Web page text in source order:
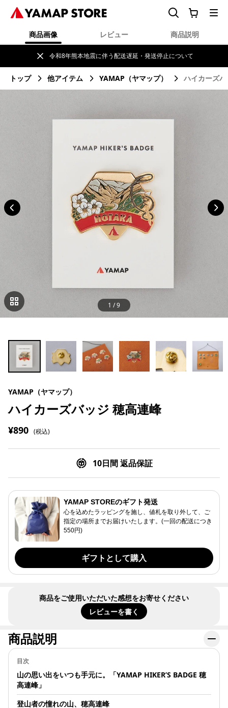
令和8年熊本地震に伴う配送遅延・発送停止について
トップ 他アイテム YAMAP（ヤマップ） ハイカーズ
商品画像 レビュー 商品説明
1 /9
YAMAP（ヤマップ）
ハイカーズバッジ 穂高連峰
¥890 (税込)
10日間 返品保証
YAMAP STOREのギフト発送
心を込めたラッピングを施し、値札を取り外して、ご
指定の場所までお届けいたします。(一回の配送につき
550円)
ギフトとして購入
商品をご使用いただいた感想をお寄せください
レビューを書く
商品説明
目次
山の思い出をいつも手元に。「YAMAP HIKER’S BADGE 穂
高連峰」
登山者の憧れの山、穂高連峰